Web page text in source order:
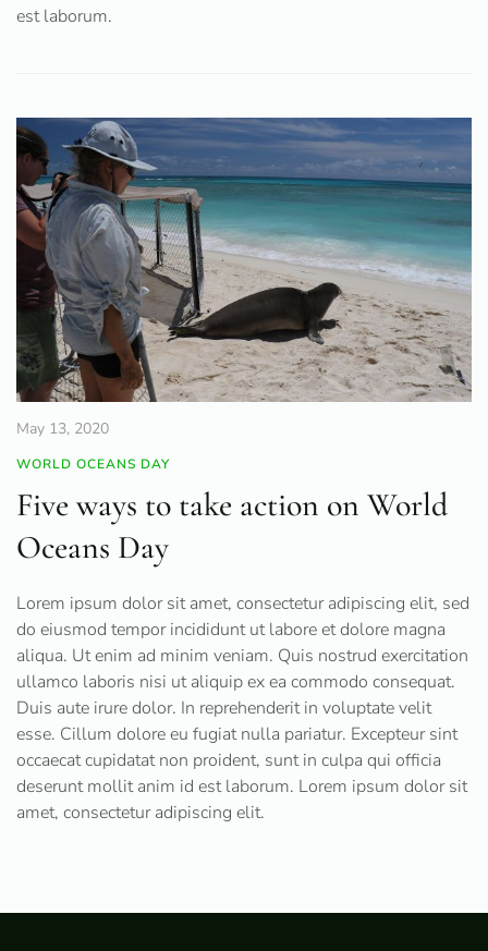
est laborum.
May 13, 2020
WORLD OCEANS DAY
Five ways to take action on World
Oceans Day
Lorem ipsum dolor sit amet, consectetur adipiscing elit, sed
do eiusmod tempor incididunt ut labore et dolore magna
aliqua. Ut enim ad minim veniam. Quis nostrud exercitation
ullamco laboris nisi ut aliquip ex ea commodo consequat.
Duis aute irure dolor. In reprehenderit in voluptate velit
esse. Cillum dolore eu fugiat nulla pariatur. Excepteur sint
occaecat cupidatat non proident, sunt in culpa qui officia
deserunt mollit anim id est laborum. Lorem ipsum dolor sit
amet, consectetur adipiscing elit.